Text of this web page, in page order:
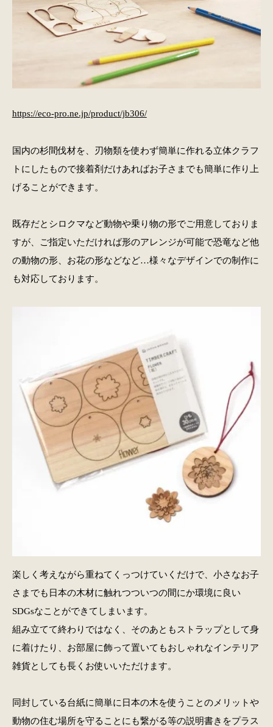
https://eco-pro.ne.jp/product/jb306/
国内の杉間伐材を、刃物類を使わず簡単に作れる立体クラフ
トにしたもので接着剤だけあればお子さまでも簡単に作り上
げることができます。
既存だとシロクマなど動物や乗り物の形でご用意しておりま
すが、ご指定いただければ形のアレンジが可能で恐竜など他
の動物の形、お花の形などなど…様々なデザインでの制作に
も対応しております。
楽しく考えながら重ねてくっつけていくだけで、小さなお子
さまでも日本の木材に触れつついつの間にか環境に良い
SDGsなことができてしまいます。
組み立てて終わりではなく、そのあともストラップとして身
に着けたり、お部屋に飾って置いてもおしゃれなインテリア
雑貨としても長くお使いいただけます。
同封している台紙に簡単に日本の木を使うことのメリットや
動物の住む場所を守ることにも繋がる等の説明書きをプラス